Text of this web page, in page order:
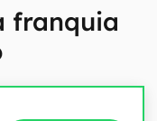
franquia